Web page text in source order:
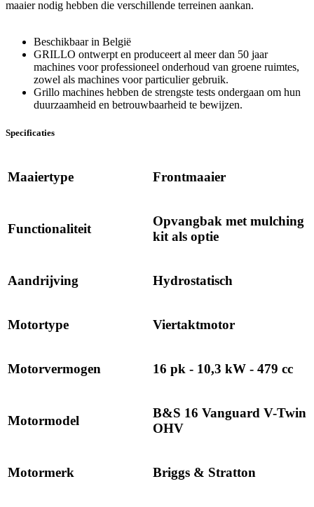
maaier nodig hebben die verschillende terreinen aankan.
Beschikbaar in België
GRILLO ontwerpt en produceert al meer dan 50 jaar
machines voor professioneel onderhoud van groene ruimtes,
zowel als machines voor particulier gebruik.
Grillo machines hebben de strengste tests ondergaan om hun
duurzaamheid en betrouwbaarheid te bewijzen.
Specificaties
Maaiertype Frontmaaier
Functionaliteit
Opvangbak met mulching
kit als optie
Aandrijving Hydrostatisch
Motortype Viertaktmotor
Motorvermogen 16 pk - 10,3 kW - 479 cc
Motormodel
B&S 16 Vanguard V-Twin
OHV
Motormerk Briggs & Stratton